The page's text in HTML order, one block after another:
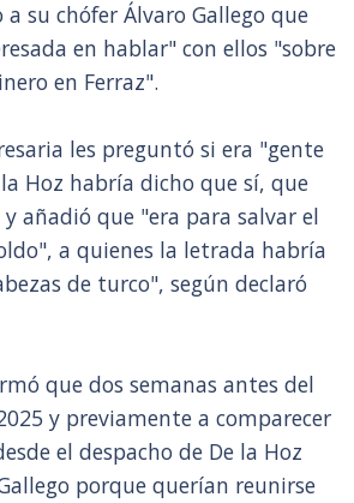
su chófer Álvaro Gallego que
en hablar" con ellos "sobre
en Ferraz".
les preguntó si era "gente
Hoz habría dicho que sí, que
y añadió que "era para salvar el
a quienes la letrada habría
de turco", según declaró
que dos semanas antes del
y previamente a comparecer
el despacho de De la Hoz
porque querían reunirse